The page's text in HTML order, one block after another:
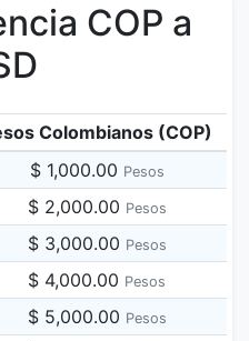
COP a
Colombianos (COP)
$ 1,000.00 Pesos
$ 2,000.00 Pesos
$ 3,000.00 Pesos
$ 4,000.00 Pesos
$ 5,000.00 Pesos